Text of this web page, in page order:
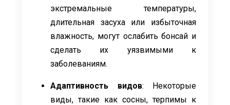
экстремальные температуры,
длительная засуха или избыточная
влажность, могут ослабить бонсай и
сделать их уязвимыми к
заболеваниям.
Адаптивность видов: Некоторые
виды, такие как сосны, терпимы к